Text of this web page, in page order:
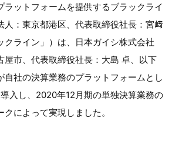
ットフォームを提供するブラックライ
人：東京都港区、代表取締役社長：宮﨑
クライン」）は、日本ガイシ株式会社
屋市、代表取締役社長：大島 卓、以下
自社の決算業務のプラットフォームとし
入し、 2020年12 月期の単独決算業務の
によって実現しました。